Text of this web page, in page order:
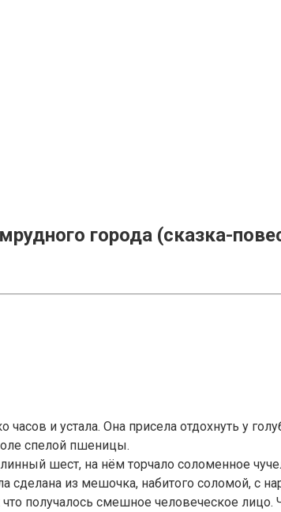
города (сказка-
и устала. Она присела отдохнуть у
спелой пшеницы.
шест, на нём торчало соломенное
сделана из мешочка, набитого соломой, с
что получалось смешное человеческое лицо.